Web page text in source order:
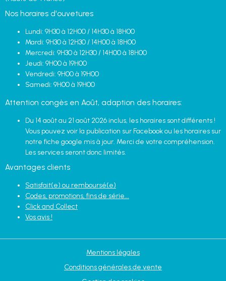
Nos horaires d'ouvetures
Lundi: 9H30 à 12H00 / 14H30 à 18H00
Mardi: 9H30 à 12H30 / 14H00 à 18H00
Mercredi: 9H30 à 12H30 / 14H00 à 18H00
Jeudi: 9H00 à 19H00
Vendredi: 9H00 à 19H00
Samedi: 9H00 à 19H00
Attention congès en Août, adaption des horaires:
Du 14 août au 21 août 2026 inclus, les horaires sont différents !
Vous pouvez voir la publication sur Facebook ou les horaires sur
notre fiche google mis à jour. Merci de votre compréhension.
Les services seront donc limités.
Avantages clients
Satisfait(e) ou remboursé(e)
Codes, promotions, fins de série...
Click and Collect
Vos avis !
Mentions légales
Conditions générales de vente